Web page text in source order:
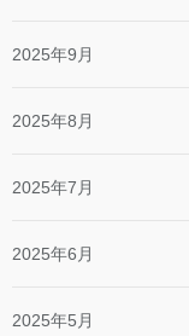
2025年9月
2025年8月
2025年7月
2025年6月
2025年5月